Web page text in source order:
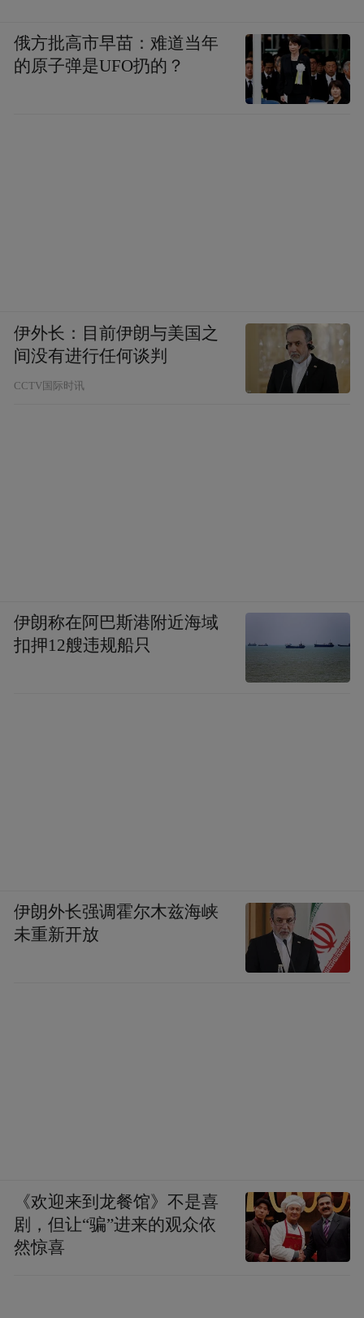
俄方批高市早苗：难道当年
的原子弹是UFO扔的？
伊外长：目前伊朗与美国之
间没有进行任何谈判
CCTV国际时讯
伊朗称在阿巴斯港附近海域
扣押12艘违规船只
伊朗外长强调霍尔木兹海峡
未重新开放
《欢迎来到龙餐馆》不是喜
剧，但让“骗”进来的观众依
然惊喜